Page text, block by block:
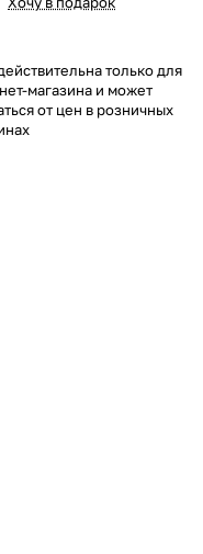
только для
магазина и может
от цен в розничных